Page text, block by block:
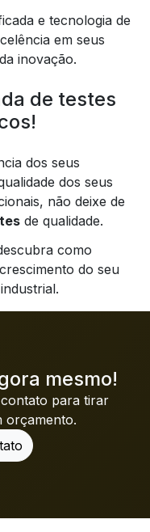
e tecnologia de
em seus
inovação.
de testes
dos seus
dos seus
não deixe de
de qualidade.
como
do seu
mesmo!
para tirar
orçamento.